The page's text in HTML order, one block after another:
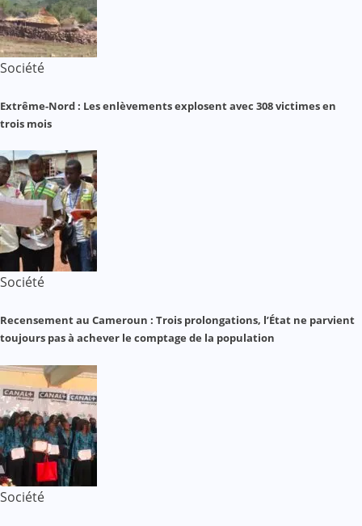
Société
Extrême-Nord : Les enlèvements explosent avec 308 victimes en
trois mois
Société
Recensement au Cameroun : Trois prolongations, l’État ne parvient
toujours pas à achever le comptage de la population
Société